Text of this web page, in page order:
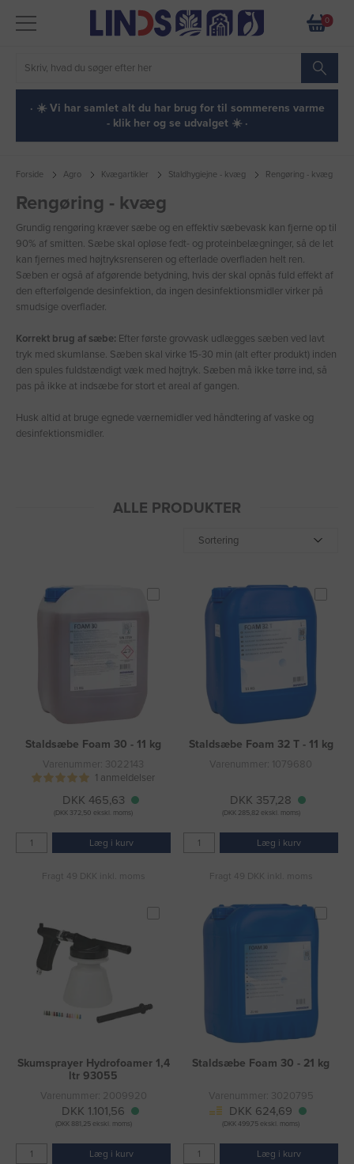
0
· ☀️ Vi har samlet alt du har brug for til sommerens varme
- klik her og se udvalget ☀️ ·
Forside Agro Kvægartikler Staldhygiejne - kvæg Rengøring - kvæg
Rengøring - kvæg
Grundig rengøring kræver sæbe og en effektiv sæbevask kan fjerne op til
90% af smitten. Sæbe skal opløse fedt- og proteinbelægninger, så de let
kan fjernes med højtryksrenseren og efterlade overfladen helt ren.
Sæben er også af afgørende betydning, hvis der skal opnås fuld effekt af
den efterfølgende desinfektion, da ingen desinfektionsmidler virker på
smudsige overflader.
Korrekt brug af sæbe: Efter første grovvask udlægges sæben ved lavt
tryk med skumlanse. Sæben skal virke 15-30 min (alt efter produkt) inden
den spules fuldstændigt væk med højtryk. Sæben må ikke tørre ind, så
pas på ikke at indsæbe for stort et areal af gangen.
Husk altid at bruge egnede værnemidler ved håndtering af vaske og
desinfektionsmidler.
ALLE PRODUKTER
Sortering
Staldsæbe Foam 30 - 11 kg
Varenummer: 3022143
1 anmeldelser
DKK 465,63
(DKK 372,50 ekskl. moms)
Læg i kurv
Fragt 49 DKK inkl. moms
Staldsæbe Foam 32 T - 11 kg
Varenummer: 1079680
DKK 357,28
(DKK 285,82 ekskl. moms)
Læg i kurv
Fragt 49 DKK inkl. moms
Skumsprayer Hydrofoamer 1,4
ltr 93055
Varenummer: 2009920
DKK 1.101,56
(DKK 881,25 ekskl. moms)
Læg i kurv
Staldsæbe Foam 30 - 21 kg
Varenummer: 3020795
DKK 624,69
(DKK 499,75 ekskl. moms)
Læg i kurv